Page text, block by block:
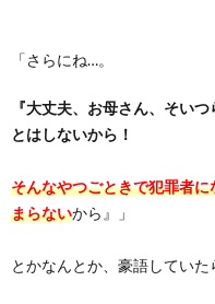
「さらにね…。
『大丈夫、お母さん、そい
とはしないから！
そんなやつごときで犯罪者
まらないから』」
とかなんとか、豪語していた